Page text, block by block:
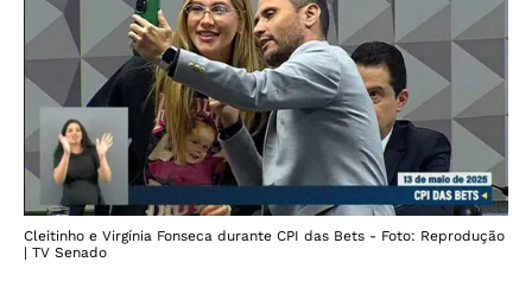
Cleitinho e Virgínia Fonseca durante CPI das Bets - Foto: Reprodução
| TV Senado